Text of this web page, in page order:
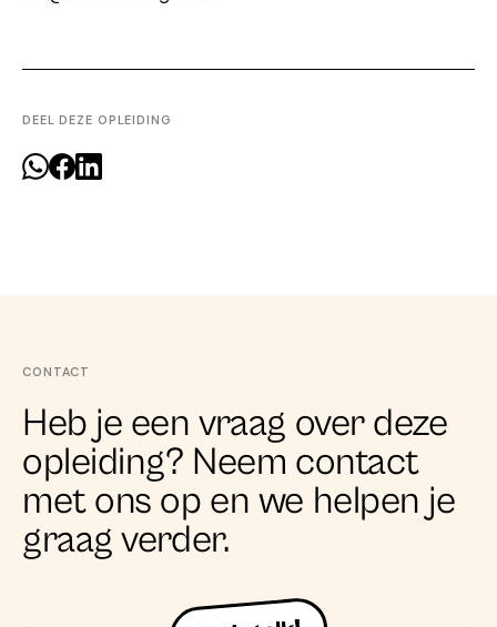
DEEL DEZE OPLEIDING
CONTACT
Heb je een vraag over deze
opleiding? Neem contact
met ons op en we helpen je
graag verder.